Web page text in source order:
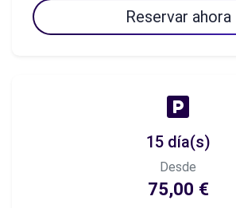
Reservar ahora
15 día(s)
Desde
75,00 €